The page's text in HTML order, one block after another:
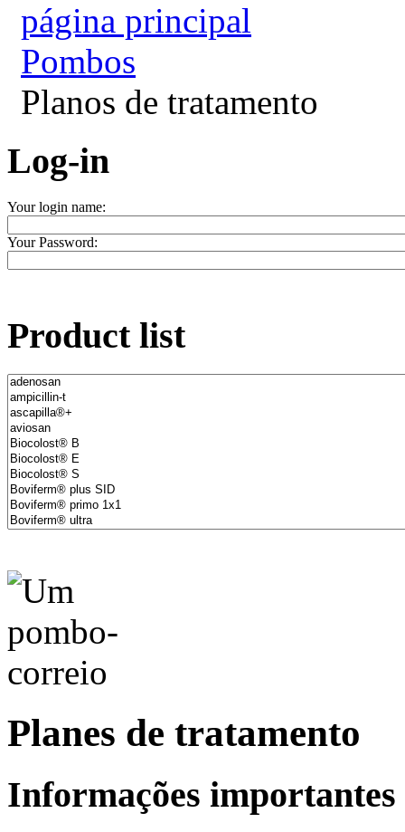
página principal
Pombos
Planos de tratamento
Log-in
Your login name:
Your Password:
Product list
Planes de tratamento
Informações importantes